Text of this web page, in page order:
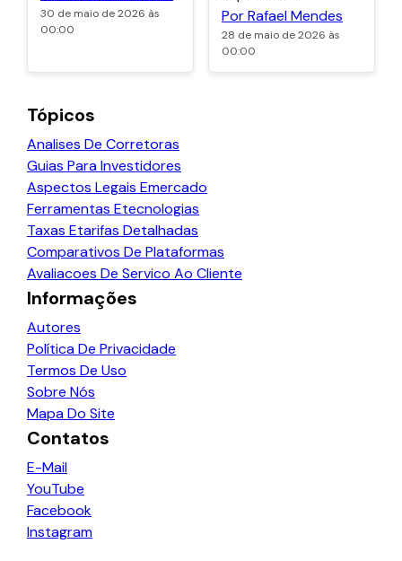
30 de maio de 2026 às
00:00
Por Rafael Mendes
28 de maio de 2026 às
00:00
Tópicos
Analises De Corretoras
Guias Para Investidores
Aspectos Legais Emercado
Ferramentas Etecnologias
Taxas Etarifas Detalhadas
Comparativos De Plataformas
Avaliacoes De Servico Ao Cliente
Informações
Autores
Política De Privacidade
Termos De Uso
Sobre Nós
Mapa Do Site
Contatos
E-Mail
YouTube
Facebook
Instagram